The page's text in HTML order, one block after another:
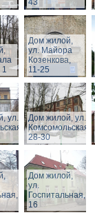
43
1
Дом жилой,
ул. Майора
Козенкова,
11-25
ул.
Дом жилой, ул.
Комсомольская,
28-30
Дом жилой,
ул.
Госпитальная,
16